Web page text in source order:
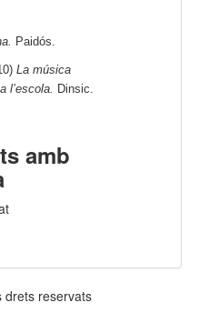
Paidós.
La música
l’escola. Dinsic.
amb
drets reservats